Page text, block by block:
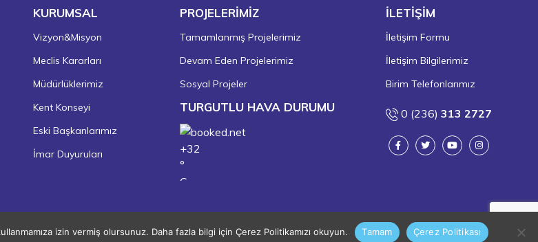
KURUMSAL
Vizyon&Misyon
Meclis Kararları
Müdürlüklerimiz
Kent Konseyi
Eski Başkanlarımız
İmar Duyuruları
PROJELERİMİZ
Tamamlanmış Projelerimiz
Devam Eden Projelerimiz
Sosyal Projeler
TURGUTLU HAVA DURUMU
+32
°
C
+23°
Turgutlu
İLETİŞİM
İletişim Formu
İletişim Bilgilerimiz
Birim Telefonlarımız
0 (236)313 2727
© 2026 Turgutlu Belediyesi
izin vermiş olursunuz. Daha fazla bilgi için Çerez Politikamızı okuyun. Tamam Çerez Politikası